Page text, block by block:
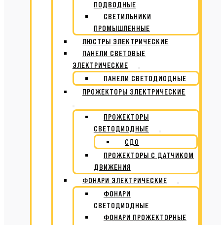
ПОДВОДНЫЕ
СВЕТИЛЬНИКИ
ПРОМЫШЛЕННЫЕ
ЛЮСТРЫ ЭЛЕКТРИЧЕСКИЕ
ПАНЕЛИ СВЕТОВЫЕ
ЭЛЕКТРИЧЕСКИЕ
ПАНЕЛИ СВЕТОДИОДНЫЕ
ПРОЖЕКТОРЫ ЭЛЕКТРИЧЕСКИЕ
ПРОЖЕКТОРЫ
СВЕТОДИОДНЫЕ
СДО
ПРОЖЕКТОРЫ С ДАТЧИКОМ
ДВИЖЕНИЯ
ФОНАРИ ЭЛЕКТРИЧЕСКИЕ
ФОНАРИ
СВЕТОДИОДНЫЕ
ФОНАРИ ПРОЖЕКТОРНЫЕ